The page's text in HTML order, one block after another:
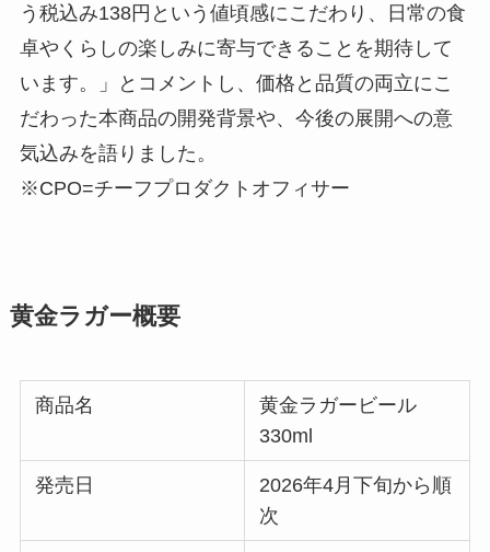
う税込み138円という値頃感にこだわり、日常の食
卓やくらしの楽しみに寄与できることを期待して
います。」とコメントし、価格と品質の両立にこ
だわった本商品の開発背景や、今後の展開への意
気込みを語りました。
※CPO=チーフプロダクトオフィサー
黄金ラガー概要
商品名
黄金ラガービール
330ml
発売日
2026年4月下旬から順
次